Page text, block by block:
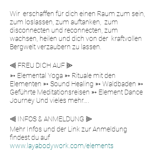
Wir erschaffen für dich einen Raum zum sein,
zum loslassen, zum auftanken, zum
disconnecten und reconnecten, zum
wachsen, heilen und dich von der kraftvollen
Bergwelt verzaubern zu lassen.
⫷ ​FREU DICH AUF ⫸
➳ Elemental Yoga ➳ Rituale mit den
Elementen ➳ Sound Healing ➳ Waldbaden ➳
Geführte Meditationsreisen ➳ Element Dance
Journey Und vieles mehr….
⫷ INFOS & ANMELDUNG ⫸
Mehr Infos und der Link zur Anmeldung
findest du auf
www.layabodywork.com/elements